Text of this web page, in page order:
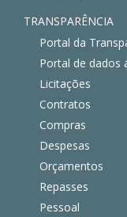
TRANSPARÊNCIA
Portal da
Portal de dados
Licitações
Contratos
Compras
Despesas
Orçamentos
Repasses
Pessoal